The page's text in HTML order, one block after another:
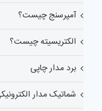
آمپرسنج چیست؟
الکتریسیته چیست؟
برد مدار چاپی
شماتیک مدار